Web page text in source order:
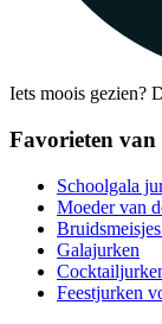
Iets moois gezien?
Favorieten
Schoolgala
Moeder van
Galajurken
Feestjurken